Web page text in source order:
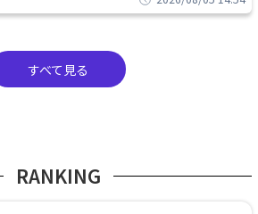
すべて見る
RANKING